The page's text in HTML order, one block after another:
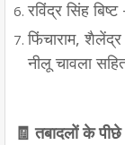
रविंद्र सिंह
फिंचाराम, शैलेंद्र
नीलू चावला
🧾 तबादलों के